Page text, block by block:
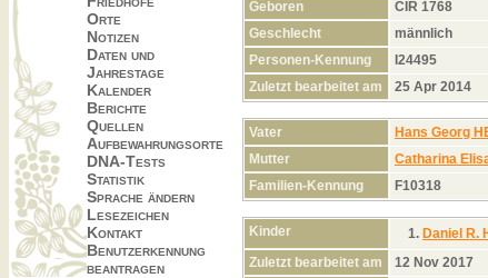
Orte
Notizen
Daten und
Jahrestage
Kalender
Berichte
Quellen
Aufbewahrungsorte
DNA-Tests
Statistik
Sprache ändern
Lesezeichen
Kontakt
Benutzerkennung
beantragen
Geboren
CIR 1768
Geschlecht
männlich
Personen-Kennung
I24495
Zuletzt bearbeitet am
25 Apr 2014
Vater Hans Georg
Mutter
Catharina
Familien-Kennung
F10318
Kinder 1. Daniel R.
Zuletzt bearbeitet am
12 Nov 2017